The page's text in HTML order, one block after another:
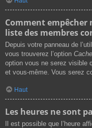
Comment empêcher
liste des membres
Depuis votre panneau de
vous trouverez l’option
option vous ne serez visible
et vous-même. Vous serez
Haut
Les heures ne sont
Il est possible que l’heure